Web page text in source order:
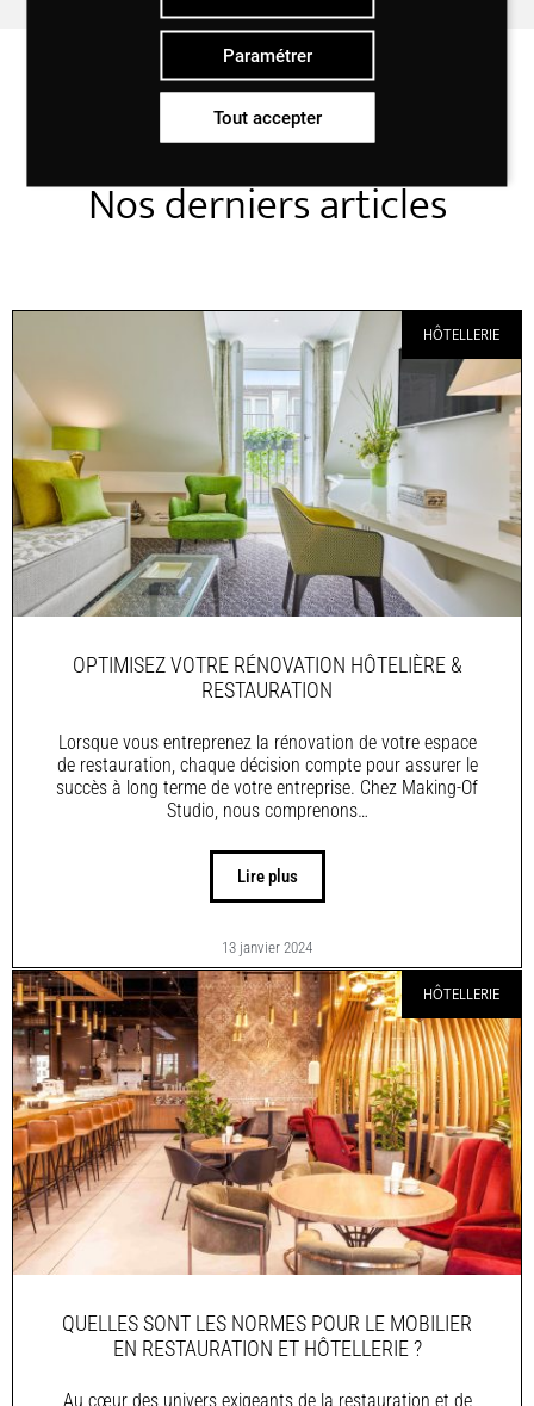
Nos derniers articles
HÔTELLERIE
OPTIMISEZ VOTRE RÉNOVATION HÔTELIÈRE &
RESTAURATION
Lorsque vous entreprenez la rénovation de votre espace
de restauration, chaque décision compte pour assurer le
succès à long terme de votre entreprise. Chez Making-Of
Studio, nous comprenons…
Lire plus
13 janvier 2024
HÔTELLERIE
QUELLES SONT LES NORMES POUR LE MOBILIER
EN RESTAURATION ET HÔTELLERIE ?
Au cœur des univers exigeants de la restauration et de
Tout accepter
Paramétrer